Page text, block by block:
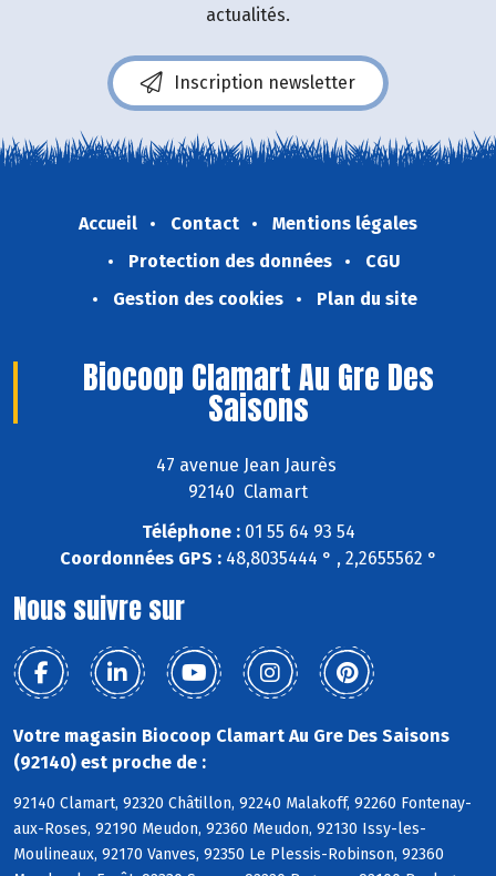
actualités.
Inscription newsletter
Accueil Contact
Mentions légales
Protection des données
CGU
Gestion des cookies
Plan du site
Biocoop Clamart Au Gre Des
Saisons
47 avenue Jean Jaurès
92140 Clamart
Téléphone :01 55 64 93 54
Coordonnées GPS :48,8035444 ° , 2,2655562 °
Nous suivre sur
Votre magasin Biocoop Clamart Au Gre Des Saisons
(92140) est proche de :
92140 Clamart, 92320 Châtillon, 92240 Malakoff, 92260 Fontenay-
aux-Roses, 92190 Meudon, 92360 Meudon, 92130 Issy-les-
Moulineaux, 92170 Vanves, 92350 Le Plessis-Robinson, 92360